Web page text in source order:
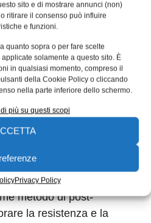
sito e di mostrare annunci (non)
ritirare il consenso può influire
e funzioni.
quanto sopra o per fare scelte
solamente a questo sito. È
in qualsiasi momento, compreso il
della Cookie Policy o cliccando
nella parte inferiore dello schermo.
più su questi scopi
Privacy Policy
certificato è una lega di
caratterizzata da
conducibilità
utilizzare il
metodo di post-
la resistenza e la